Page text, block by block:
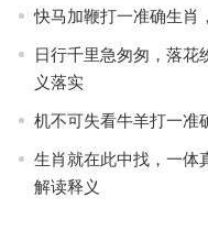
快马加鞭打一准确生肖
日行千里急匆匆，落花
义落实
机不可失看牛羊打一准
生肖就在此中找，一体
解读释义